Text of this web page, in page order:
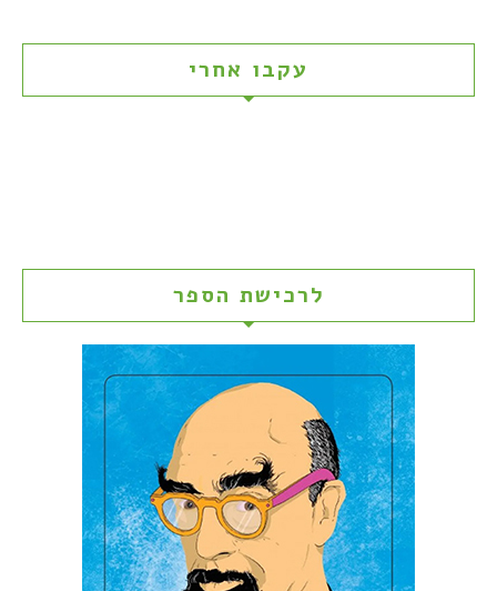
עקבו אחרי
לרכישת הספר